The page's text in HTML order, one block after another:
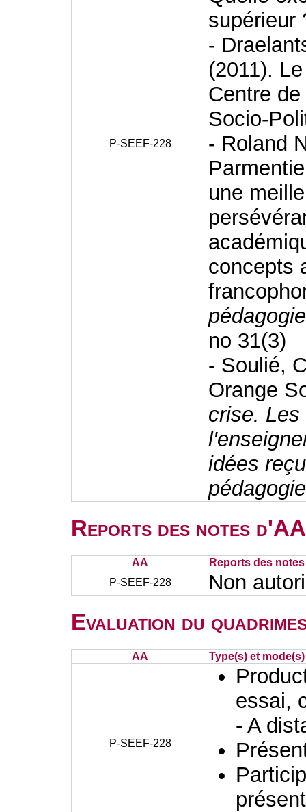
P-SEEF-228
supérieur
-
(2011).
Centre
Socio-
- Roland
une
concepts
no 31(3)
- Soulié,
Orange
crise.
idées
pédagogie
Reports des notes
AA
Reports des
P-SEEF-228
Non
Evaluation du
AA Type(s) et
P-SEEF-228
essai,
- A